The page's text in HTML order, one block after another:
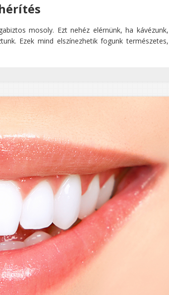
mosoly. Ezt nehéz elérnünk, ha kávézunk,
Ezek mind elszínezhetik fogunk természetes,